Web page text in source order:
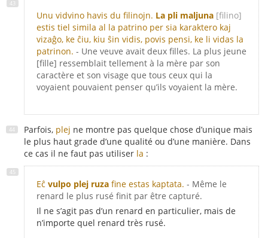
Unu vidvino havis du filinojn. La pli maljuna [filino]
estis tiel simila al la patrino per sia karaktero kaj
vizaĝo, ke ĉiu, kiu ŝin vidis, povis pensi, ke li vidas la
patrinon. - Une veuve avait deux filles. La plus jeune
[fille] ressemblait tellement à la mère par son
caractère et son visage que tous ceux qui la
voyaient pouvaient penser qu’ils voyaient la mère.
Parfois, plej ne montre pas quelque chose d’unique mais
le plus haut grade d’une qualité ou d’une manière. Dans
ce cas il ne faut pas utiliser la :
Eĉ vulpo plej ruza fine estas kaptata. - Même le
renard le plus rusé finit par être capturé.
Il ne s’agit pas d’un renard en particulier, mais de
n’importe quel renard très rusé.